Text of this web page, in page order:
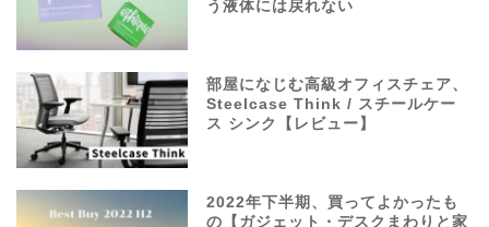
う液体には戻れない
部屋になじむ高級オフィスチェア、
Steelcase Think / スチールケー
ス シンク【レビュー】
2022年下半期、買ってよかったも
の【ガジェット・デスクまわりと家